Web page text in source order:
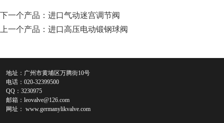
下一个产品： 进口气动迷宫调节阀
上一个产品： 进口高压电动锻钢球阀
地址：广州市黄埔区万腾街10号
电话：020-32399500
QQ：3230975
邮箱： leovalve@126.com
网址： www.germanylikvalve.com